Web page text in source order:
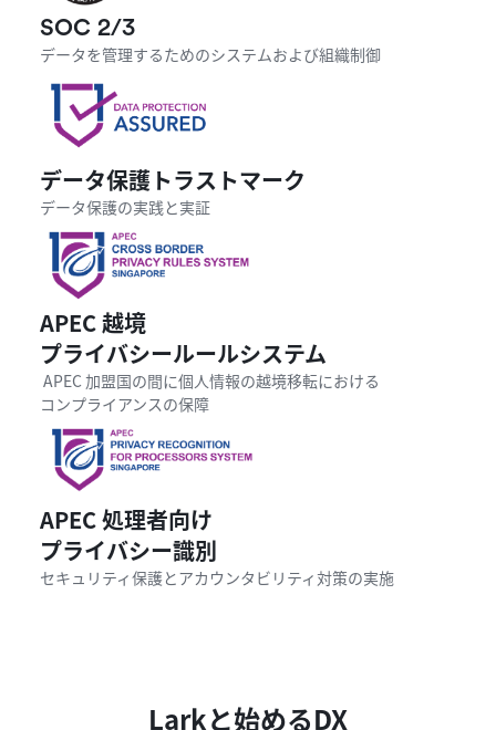
SOC 2/3
データを管理するためのシステムおよび組織制御
データ保護トラストマーク
データ保護の実践と実証
APEC 越境
プライバシールールシステム
コンプライアンスの保障
APEC 処理者向け
プライバシー識別
セキュリティ保護とアカウンタビリティ対策の実施
Larkと始めるDX